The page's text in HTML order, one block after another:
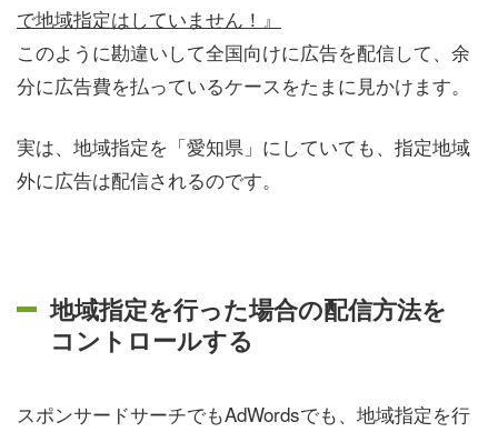
で地域指定はしていません！』
このように勘違いして全国向けに広告を配信して、余
分に広告費を払っているケースをたまに見かけます。
実は、地域指定を「愛知県」にしていても、指定地域
外に広告は配信されるのです。
地域指定を行った場合の配信方法を
コントロールする
スポンサードサーチでもAdWordsでも、地域指定を行